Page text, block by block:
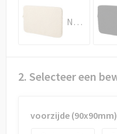
Reistassensets
Papieren tassen
Natuur
2. Selecteer een
voorzijde (90x90mm)